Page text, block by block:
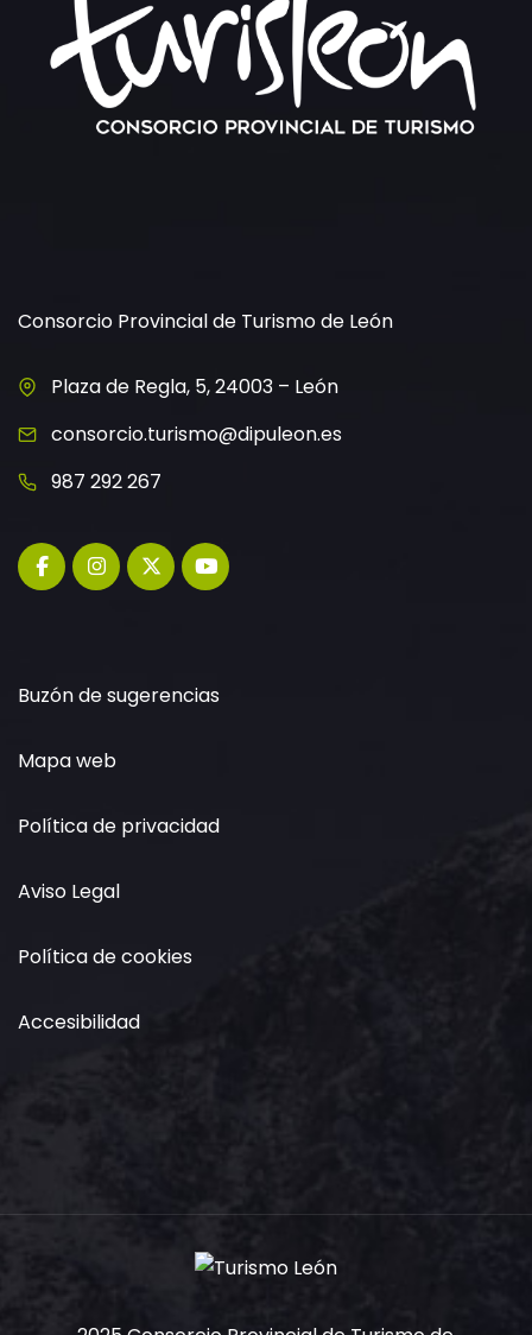
Consorcio Provincial de Turismo de León
Plaza de Regla, 5, 24003 – León
consorcio.turismo@dipuleon.es
987 292 267
Buzón de sugerencias
Mapa web
Política de privacidad
Aviso Legal
Política de cookies
Accesibilidad